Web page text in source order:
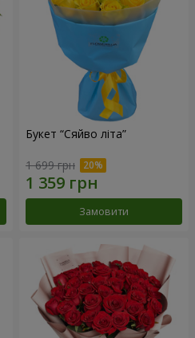
Букет “Сяйво літа”
1 699 грн
Замовити